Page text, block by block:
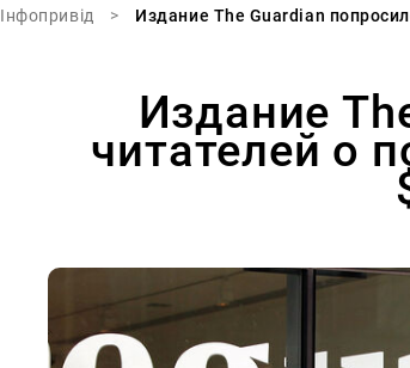
Iнфопривід > Издание The Guardian
Издание
читателей о